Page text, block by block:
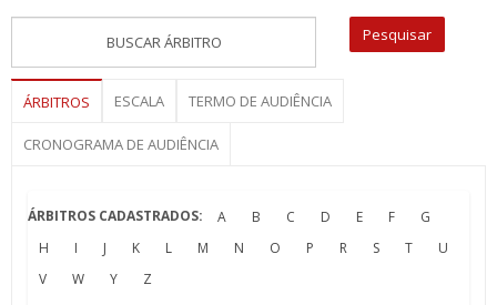
ÁRBITROS ESCALA TERMO DE AUDIÊNCIA
CRONOGRAMA DE AUDIÊNCIA
ÁRBITROS CADASTRADOS: A B C D E F
G
H
I J K L M N O P R S T
U
V
W Y Z